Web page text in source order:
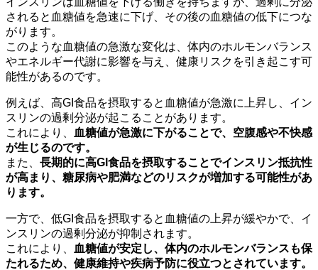
されると血糖値を急速に下げ、その後の血糖値の低下につな
がります。
このような血糖値の急激な変化は、体内のホルモンバランス
やエネルギー代謝に影響を与え、健康リスクを引き起こす可
能性があるのです。
例えば、高GI食品を摂取すると血糖値が急激に上昇し、イン
スリンの過剰分泌が起こることがあります。
これにより、
血糖値が急激に下がることで、空腹感や不快感
が生じるのです。
また、 長期的に高GI食品を摂取することでインスリン抵抗性
が高まり、糖尿病や肥満などのリスクが増加する可能性があ
ります。
一方で、低GI食品を摂取すると血糖値の上昇が緩やかで、イ
ンスリンの過剰分泌が抑制されます。
これにより、
血糖値が安定し、体内のホルモンバランスも保
たれるため、健康維持や疾病予防に役立つとされています。